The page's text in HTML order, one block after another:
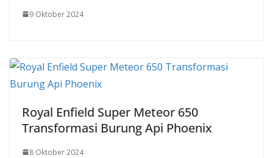
9 Oktober 2024
Royal Enfield Super Meteor 650
Transformasi Burung Api Phoenix
8 Oktober 2024